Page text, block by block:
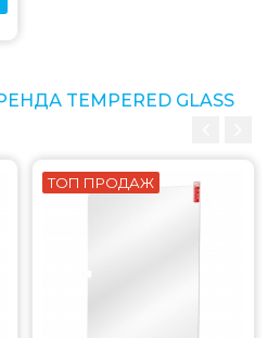
TEMPERED GLASS
ТОП ПРОДАЖ